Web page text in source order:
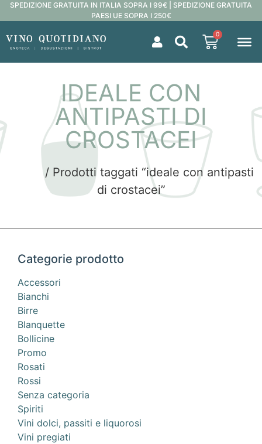
SPEDIZIONE GRATUITA IN ITALIA SOPRA I 99€ | SPEDIZIONE GRATUITA
PAESI UE SOPRA I 250€
0
IDEALE CON
ANTIPASTI DI
CROSTACEI
/ Prodotti taggati “ideale con antipasti
di crostacei”
Categorie prodotto
Accessori
Bianchi
Birre
Blanquette
Bollicine
Promo
Rosati
Rossi
Senza categoria
Spiriti
Vini dolci, passiti e liquorosi
Vini pregiati